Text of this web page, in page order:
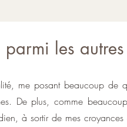
les
me posant beaucoup de
De plus, comme
à sortir de mes